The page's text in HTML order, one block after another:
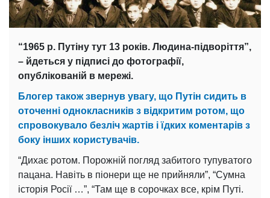
“1965 р. Путіну тут 13 років. Людина-підворіття”,
– йдеться у підписі до фотографії,
опублікованій в мережі.
Блогер також звернув увагу, що Путін сидить в
оточенні однокласників з відкритим ротом, що
спровокувало безліч жартів і їдких коментарів з
боку інших користувачів.
“Дихає ротом. Порожній погляд забитого тупуватого
пацана. Навіть в піонери ще не прийняли”, “Сумна
історія Росії …”, “Там ще в сорочках все, крім Путі.